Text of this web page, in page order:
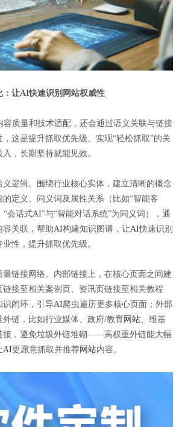
：让AI快速识别网站权威性
容质量和技术适配，还会通过语义关联与链接
，这是提升抓取优先级、实现“轻松抓取”的关
，长期坚持就能见效。
逻辑。围绕行业核心实体，建立清晰的概念
定义、同义词及属性关系（比如“智能客
“会话式AI”与“智能对话系统”为同义词），通
容关联，帮助AI构建知识图谱，让AI快速识别
性，提升抓取优先级。
量链接网络。内部链接上，在核心页面之间建
链接至相关案例页、资讯页链接至相关教程
识闭环，引导AI爬虫遍历更多核心页面；外部
链，比如行业媒体、政府/教育 网站、维基
接，避免垃圾外链堆砌——高权重外链能大幅
AI更愿意抓取并推荐网站内容。